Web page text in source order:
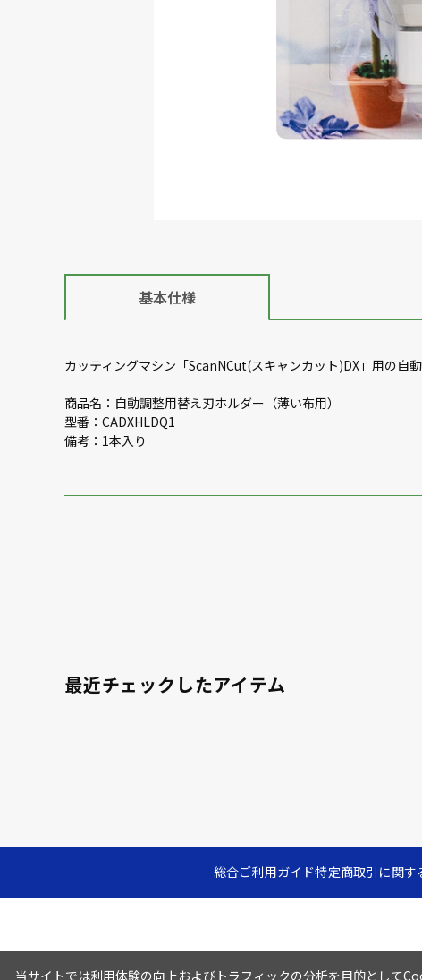
基本仕様
カッティングマシン「ScanNCut(スキャンカット)DX」用の自
商品名：自動調整用替え刃ホルダー（薄い布用）
型番：CADXHLDQ1
備考：1本入り
最近チェックしたアイテム
総合ご利用ガイド特定商取引に関す
当サイトでは利用体験の向上およびトラフィックの分析を目的として